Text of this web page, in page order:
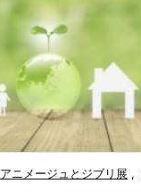
アニメージュとジブリ展 ,